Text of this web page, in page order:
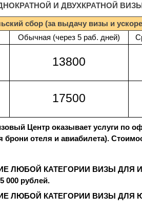
И ДВУХКРАТНОЙ ВИЗЫ
сбор (за выдачу визы и
Обычная (через 5 раб. дней)
13800
17500
Центр оказывает услуги по
брони отеля и авиабилета).
ЛЮБОЙ КАТЕГОРИИ ВИЗЫ ДЛЯ
рублей.
ЛЮБОЙ КАТЕГОРИИ ВИЗЫ ДЛЯ